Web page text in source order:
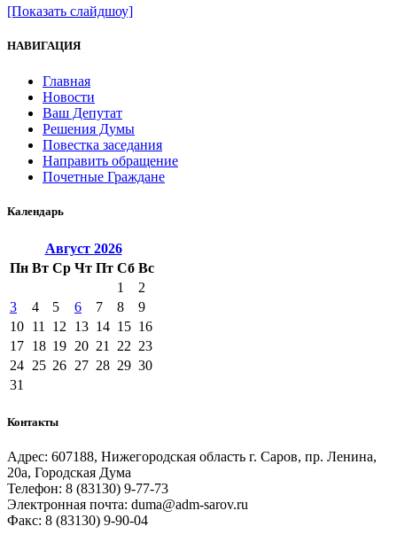
[Показать слайдшоу]
НАВИГАЦИЯ
Главная
Новости
Ваш Депутат
Решения Думы
Повестка заседания
Направить обращение
Почетные Граждане
Календарь
Август 2026
Пн Вт Ср Чт Пт Сб Вс
1
2
3
4 5 6 7 8
9
10 11 12 13 14 15 16
17 18 19 20 21 22 23
24 25 26 27 28 29 30
31
Контакты
Адрес: 607188, Нижегородская область г. Саров, пр. Ленина,
20а, Городская Дума
Телефон: 8 (83130) 9-77-73
Электронная почта: duma@adm-sarov.ru
Факс: 8 (83130) 9-90-04